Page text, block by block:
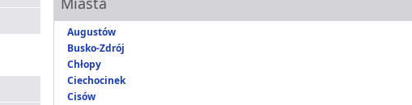
Augustów
Busko-Zdrój
Chłopy
Ciechocinek
Cisów